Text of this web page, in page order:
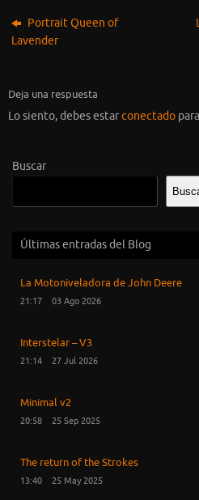
Portrait Queen of
Lavender
Deja una respuesta
Lo siento, debes estarconectado
Buscar
Últimas entradas del Blog
La Motoniveladora de John Deere
21:17 03 Ago 2026
Interstelar – V3
21:14 27 Jul 2026
Minimal v2
20:58 25 Sep 2025
The return of the Strokes
13:40 25 May 2025